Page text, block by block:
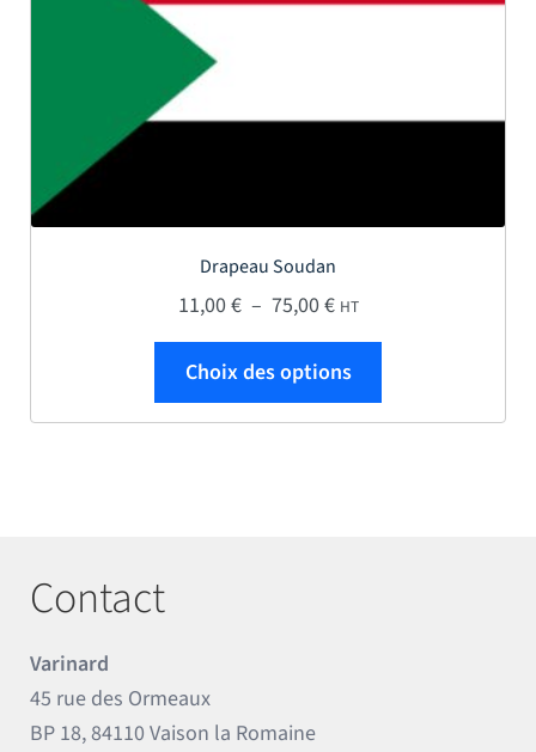
Drapeau Soudan
11,00€ – 75,00€Plage de prix : 11,00 €
HT
Choix des options
Contact
Varinard
45 rue des Ormeaux
BP 18, 84110 Vaison la Romaine